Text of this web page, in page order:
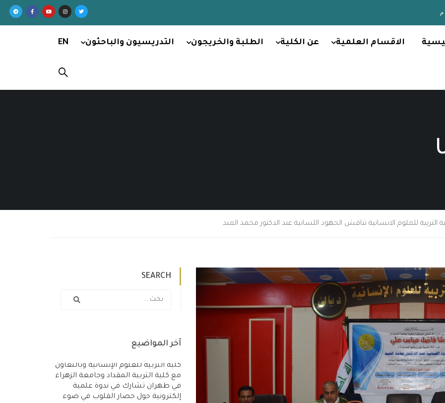
الاقسام العلمية عن الكلية الطلبة والخريجون التدريسيون والباحثون EN
للعلوم الانسانية تناقش الجهود اللسانية عند الدكتور محمد العبد
SEARCH
آخر المواضيع
كلية التربية للعلوم الإنسانية وبالتعاون
مع كلية التربية المقداد وجامعة الزهراء
في طهران تشارك في ندوة علمية
إلكترونية حول حصار القلوب في ضوء